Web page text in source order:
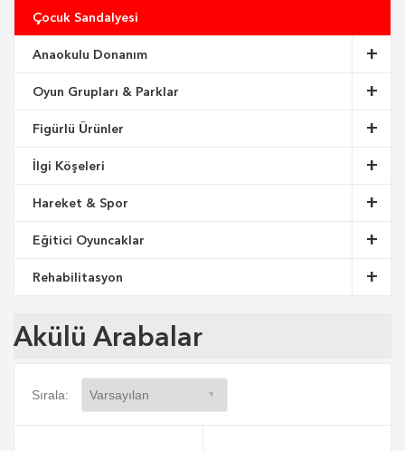
Çocuk Sandalyesi
Anaokulu Donanım
Oyun Grupları & Parklar
Figürlü Ürünler
İlgi Köşeleri
Hareket & Spor
Eğitici Oyuncaklar
Rehabilitasyon
Akülü Arabalar
Sırala: